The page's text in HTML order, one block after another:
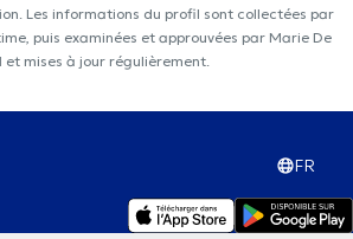
Les informations du profil sont collectées par
puis examinées et approuvées par Marie De
et mises à jour régulièrement.
FR